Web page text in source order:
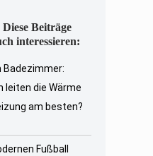
Beiträge
interessieren:
Badezimmer:
leiten die Wärme
am besten?
Fußball